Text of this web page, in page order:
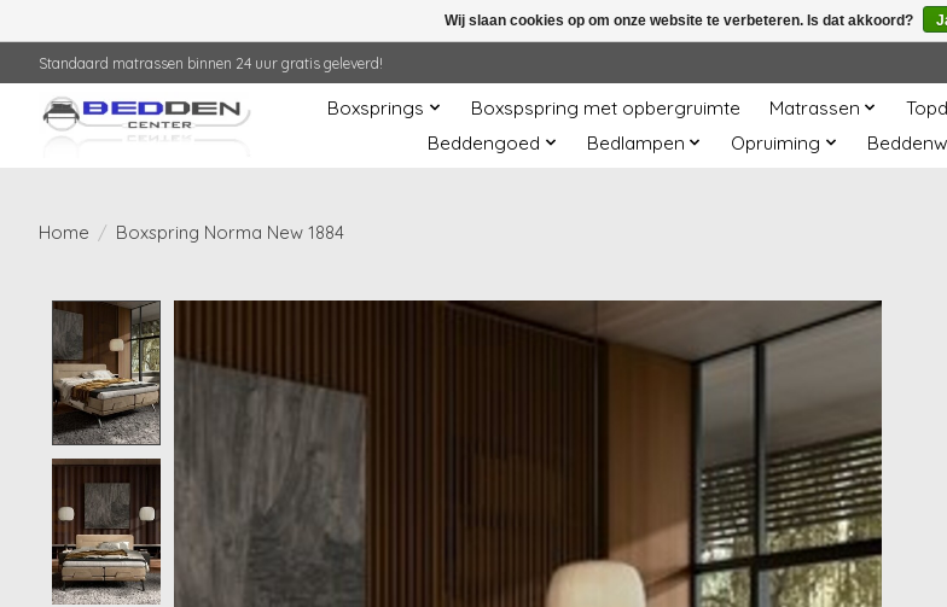
Standaard matrassen binnen 24 uur gratis geleverd!
Boxsprings Boxspspring met opbergruimte Matrassen
Beddengoed
Bedlampen Opruiming
Home / Boxspring Norma New 1884
Product image slideshow Items
Wij slaan cookies op om onze website te verbeteren. Is dat akkoord?